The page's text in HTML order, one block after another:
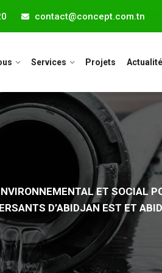
contact@concept.com.tn
Services Projets
ET SOCIAL
D’ABIDJAN EST ET